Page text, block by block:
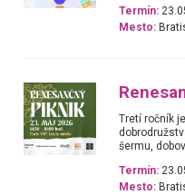
Termín:
Mesto:
Tretí ročník
šermu,
Termín:
Mesto: